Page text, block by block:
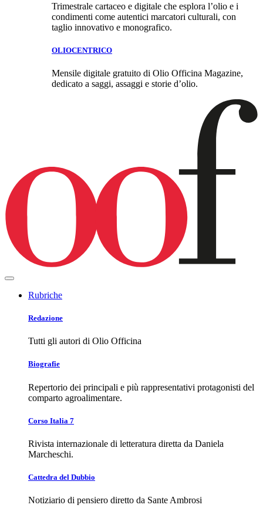
Trimestrale cartaceo e digitale che esplora l’olio e i
condimenti come autentici marcatori culturali, con
taglio innovativo e monografico.
OLIOCENTRICO
Mensile digitale gratuito di Olio Officina Magazine,
dedicato a saggi, assaggi e storie d’olio.
Rubriche
Redazione
Tutti gli autori di Olio Officina
Biografie
Repertorio dei principali e più rappresentativi protagonisti del
comparto agroalimentare.
Corso Italia 7
Rivista internazionale di letteratura diretta da Daniela
Marcheschi.
Cattedra del Dubbio
Notiziario di pensiero diretto da Sante Ambrosi